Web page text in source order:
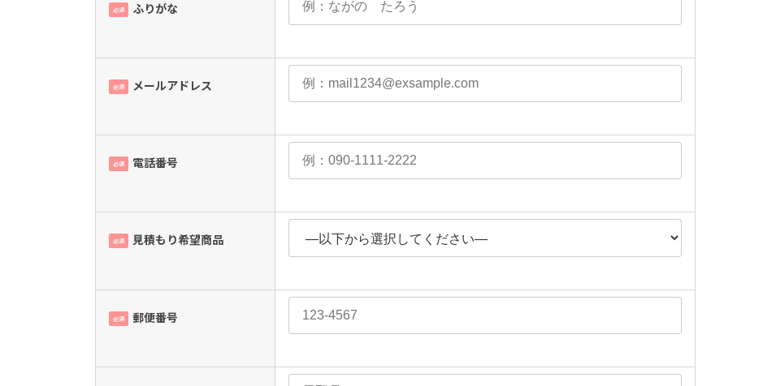
必須 ふりがな
必須 メールアドレス
必須 電話番号
必須 見積もり希望商品
必須 郵便番号